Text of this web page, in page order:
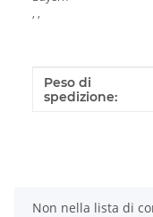
, ,
Caratteristica
Valore
Peso di
spedizione:
Non nella lista di